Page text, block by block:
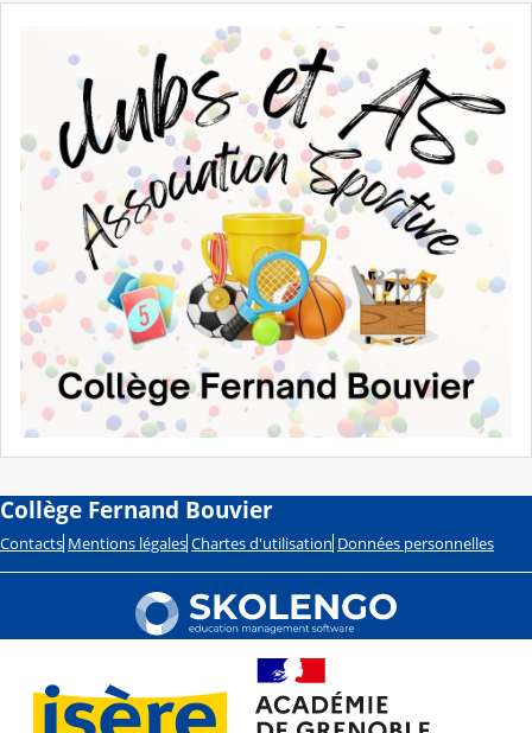
Collège Fernand Bouvier
Contacts Mentions légales Chartes d'utilisation Données personnelles